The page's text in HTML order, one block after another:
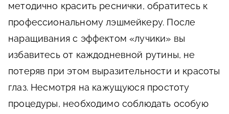
методично красить реснички, обратитесь к
профессиональному лэшмейкеру. После
наращивания с эффектом «лучики» вы
избавитесь от каждодневной рутины, не
потеряв при этом выразительности и красоты
глаз. Несмотря на кажущуюся простоту
процедуры, необходимо соблюдать особую